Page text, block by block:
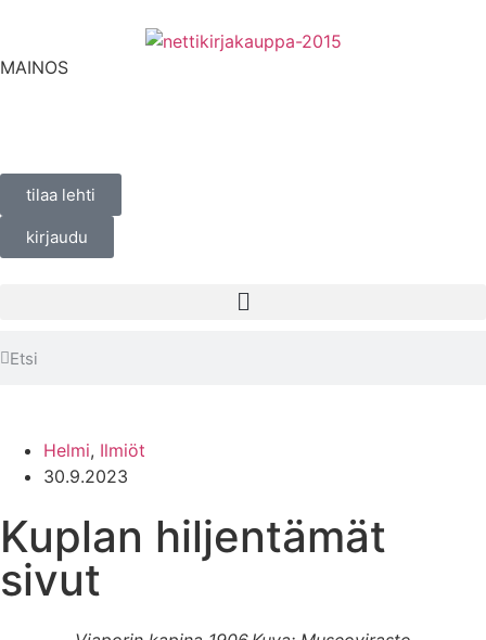
MAINOS
tilaa lehti
kirjaudu
Helmi, Ilmiöt
30.9.2023
Kuplan hiljentämät
sivut